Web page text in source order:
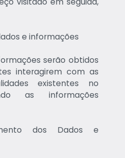
e informações
serão obtidos
interagirem com as
existentes no
as informações
dos Dados e